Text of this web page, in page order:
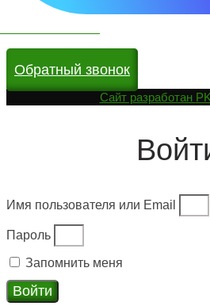
Обратный звонок
Cайт разработан
Имя пользователя или Email
Пароль
Запомнить меня
Войти